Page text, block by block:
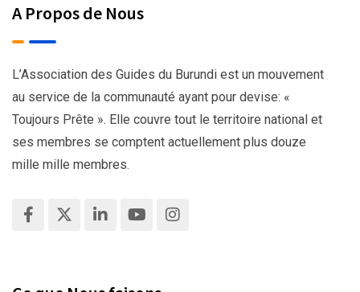
A Propos de Nous
L’Association des Guides du Burundi est un mouvement
au service de la communauté ayant pour devise: «
Toujours Prête ». Elle couvre tout le territoire national et
ses membres se comptent actuellement plus douze
mille mille membres.